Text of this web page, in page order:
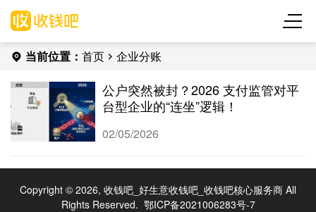
当前位置： 首页 企业分账
公户突然被封？2026 支付监管对平
台型企业的“连坐”逻辑！
02/05/2026
Copyright © 2026, 收钱吧_好生意收钱吧_收钱吧核心服务商 All
Rights Reserved. 鄂ICP备2021006283号-7